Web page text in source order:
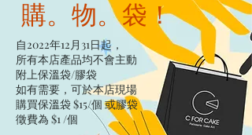
購。物。袋！
自2022年12月31日起，
所有本店產品均不會主動
附上保溫袋/膠袋​
如有需要，可於本店現場
購買保溫袋 $15/個​ 或膠袋
徵費為 $1 /個